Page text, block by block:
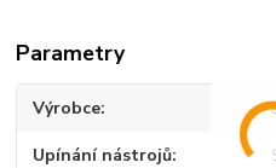
Parametry
Výrobce
Upínání nástrojů